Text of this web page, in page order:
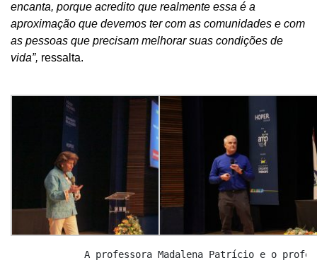
encanta, porque acredito que realmente essa é a
aproximação que devemos ter com as comunidades e com
as pessoas que precisam melhorar suas condições de
vida”, ressalta.
A professora Madalena Patrício e o